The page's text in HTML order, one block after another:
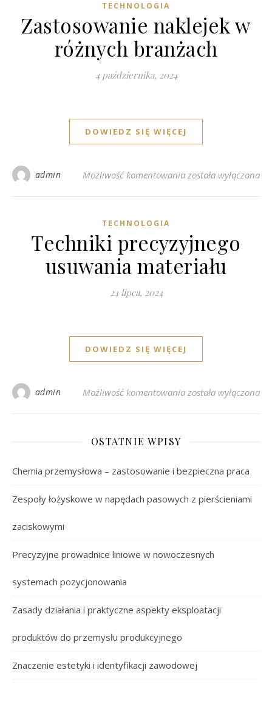
TECHNOLOGIA
Zastosowanie naklejek w
różnych branżach
4 października, 2024
DOWIEDZ SIĘ WIĘCEJ
admin Możliwość komentowania Zastosowanie
została wyłączona
TECHNOLOGIA
Techniki precyzyjnego
usuwania materiału
24 lipca, 2024
DOWIEDZ SIĘ WIĘCEJ
admin Możliwość komentowania Techniki
została wyłączona
OSTATNIE WPISY
Chemia przemysłowa – zastosowanie i bezpieczna praca
Zespoły łożyskowe w napędach pasowych z pierścieniami
zaciskowymi
Precyzyjne prowadnice liniowe w nowoczesnych
systemach pozycjonowania
Zasady działania i praktyczne aspekty eksploatacji
produktów do przemysłu produkcyjnego
Znaczenie estetyki i identyfikacji zawodowej